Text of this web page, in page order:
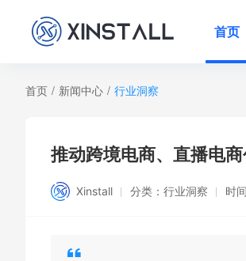
首页
首页 / 新闻中心 / 行业洞察
推动跨境电商、直播电
Xinstall 分类： 行业洞察 时